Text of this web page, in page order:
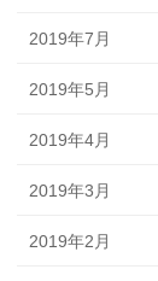
2019年7月
2019年5月
2019年4月
2019年3月
2019年2月